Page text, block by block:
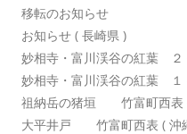
移転のお知らせ
お知らせ ( 長崎県 )
妙相寺・富川渓谷の紅葉 ２
妙相寺・富川渓谷の紅葉 １
祖納岳の猪垣 竹富町西表
大平井戸 竹富町西表 ( 沖